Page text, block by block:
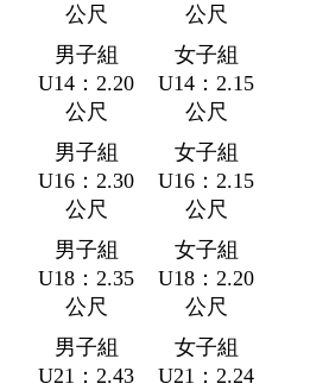
公尺
公尺
男子組
U14：2.20
公尺
女子組
U14：2.15
公尺
男子組
U16：2.30
公尺
女子組
U16：2.15
公尺
男子組
U18：2.35
公尺
女子組
U18：2.20
公尺
男子組
U21：2.43
女子組
U21：2.24